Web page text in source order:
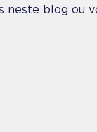
neste blog ou